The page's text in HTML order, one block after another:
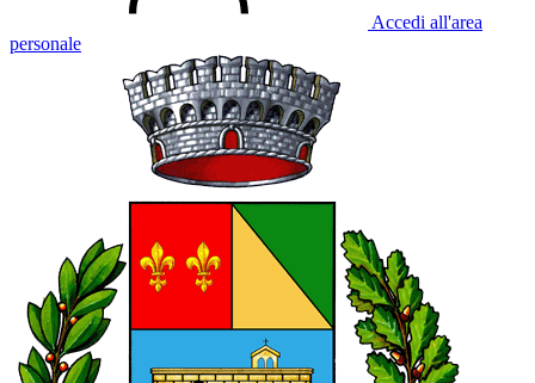
Accedi all'area
personale